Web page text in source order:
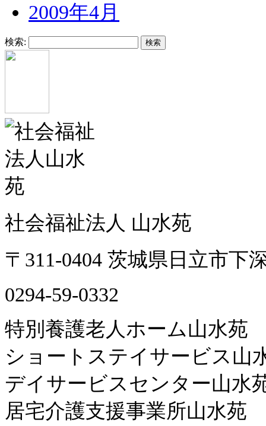
2009年4月
検索:
社会福祉法人 山水苑
〒311-0404 茨城県日立市下
0294-59-0332
特別養護老人ホーム山水苑
ショートステイサービス山
デイサービスセンター山水
居宅介護支援事業所山水苑